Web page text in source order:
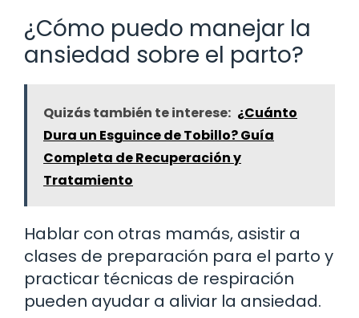
¿Cómo puedo manejar la
ansiedad sobre el parto?
Quizás también te interese: ¿Cuánto
Dura un Esguince de Tobillo? Guía
Completa de Recuperación y
Tratamiento
Hablar con otras mamás, asistir a
clases de preparación para el parto y
practicar técnicas de respiración
pueden ayudar a aliviar la ansiedad.